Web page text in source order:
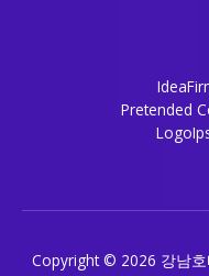
Pretended
Copyright © 2026 강남